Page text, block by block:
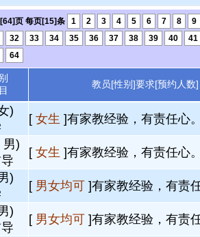
页 每页[15]条 1 2 3 4 5 6 7 8
9
32 33 34 35 36 37 38 39 40
41
64
教员[性别]要求[预约人数]
)
[ 女生 ]有家教经验，有责任心
男)
[ 女生 ]有家教经验，有责任心
)
[ 男女均可 ]有家教经验，有责
)
[ 男女均可 ]有家教经验，有责